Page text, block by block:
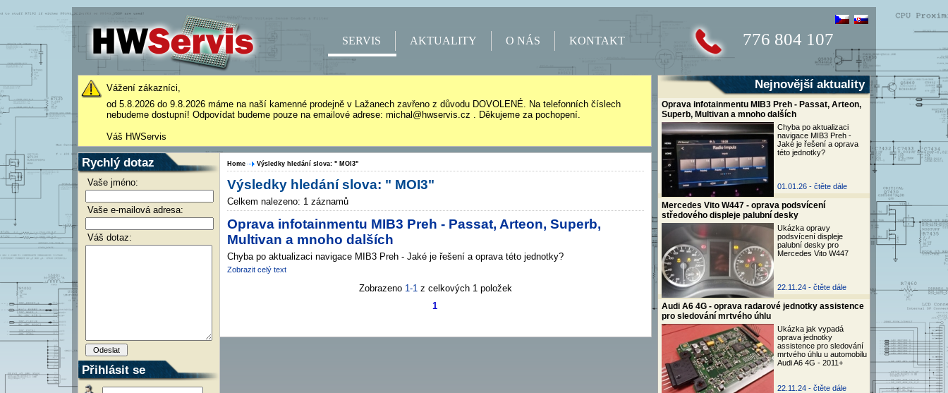
776 804 107
SERVIS AKTUALITY O NÁS KONTAKT
Nejnovější aktuality
Oprava infotainmentu MIB3 Preh - Passat, Arteon,
Superb, Multivan a mnoho dalších
Chyba po aktualizaci
navigace MIB3 Preh -
Jaké je řešení a oprava
této jednotky?
01.01.26 - čtěte dále
Mercedes Vito W447 - oprava podsvícení
středového displeje palubní desky
Ukázka opravy
podsvícení displeje
palubní desky pro
Mercedes Vito W447
22.11.24 - čtěte dále
Audi A6 4G - oprava radarové jednotky assistence
pro sledování mrtvého úhlu
Ukázka jak vypadá
oprava jednotky
assistence pro sledování
mrtvého úhlu u automobilu
Audi A6 4G - 2011+
22.11.24 - čtěte dále
Vážení zákazníci,
od 5.8.2026 do 9.8.2026 máme na naší kamenné prodejně v Lažanech zavřeno z důvodu DOVOLENÉ. Na telefonních číslech
nebudeme dostupní! Odpovídat budeme pouze na emailové adrese: michal@hwservis.cz . Děkujeme za pochopení.
Váš HWServis
Rychlý dotaz
Vaše jméno:
Vaše e-mailová adresa:
Váš dotaz:
Přihlásit se
Home Výsledky hledání slova: " MOI3"
Výsledky hledání slova: " MOI3"
Celkem nalezeno: 1 záznamů
Oprava infotainmentu MIB3 Preh - Passat, Arteon, Superb,
Multivan a mnoho dalších
Chyba po aktualizaci navigace MIB3 Preh - Jaké je řešení a oprava této jednotky?
Zobrazit celý text
Zobrazeno 1-1 z celkových 1 položek
1